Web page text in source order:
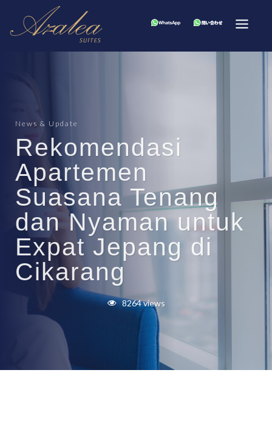
News & Update
Rekomendasi
Apartemen
Suasana Tenang
dan Nyaman untuk
Expat Jepang di
Cikarang
8264 views